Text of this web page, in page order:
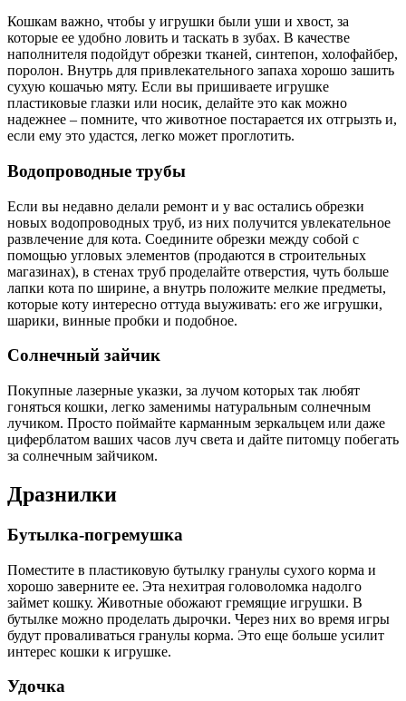
Кошкам важно, чтобы у игрушки были уши и хвост, за
которые ее удобно ловить и таскать в зубах. В качестве
наполнителя подойдут обрезки тканей, синтепон, холофайбер,
поролон. Внутрь для привлекательного запаха хорошо зашить
сухую кошачью мяту. Если вы пришиваете игрушке
пластиковые глазки или носик, делайте это как можно
надежнее – помните, что животное постарается их отгрызть и,
если ему это удастся, легко может проглотить.
Водопроводные трубы
Если вы недавно делали ремонт и у вас остались обрезки
новых водопроводных труб, из них получится увлекательное
развлечение для кота. Соедините обрезки между собой с
помощью угловых элементов (продаются в строительных
магазинах), в стенах труб проделайте отверстия, чуть больше
лапки кота по ширине, а внутрь положите мелкие предметы,
которые коту интересно оттуда выуживать: его же игрушки,
шарики, винные пробки и подобное.
Солнечный зайчик
Покупные лазерные указки, за лучом которых так любят
гоняться кошки, легко заменимы натуральным солнечным
лучиком. Просто поймайте карманным зеркальцем или даже
циферблатом ваших часов луч света и дайте питомцу побегать
за солнечным зайчиком.
Дразнилки
Бутылка-погремушка
Поместите в пластиковую бутылку гранулы сухого корма и
хорошо заверните ее. Эта нехитрая головоломка надолго
займет кошку. Животные обожают гремящие игрушки. В
бутылке можно проделать дырочки. Через них во время игры
будут проваливаться гранулы корма. Это еще больше усилит
интерес кошки к игрушке.
Удочка